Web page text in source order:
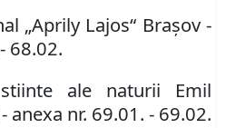
„Aprily Lajos“ Braşov -
68.02.
ale naturii Emil
- anexa nr. 69.01. - 69.02.